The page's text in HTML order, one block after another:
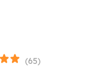
(65)